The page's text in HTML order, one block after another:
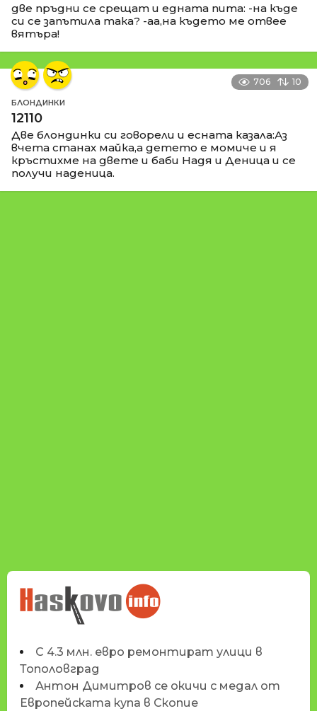
две пръдни се срещат и едната пита: -на къде
си се запътила така? -аа,на където ме отвее
вятъра!
706 10
БЛОНДИНКИ
12110
Две блондинки си говорели и есната казала:Аз
вчета станах майка,а детето е момиче и я
кръстихме на двете и баби Надя и Деница и се
получи наденица.
НОВИНИТЕ НА
HASKOVO.INFO
С 4.3 млн. евро ремонтират улици в
Тополовград
Антон Димитров се окичи с медал от
Европейската купа в Скопие